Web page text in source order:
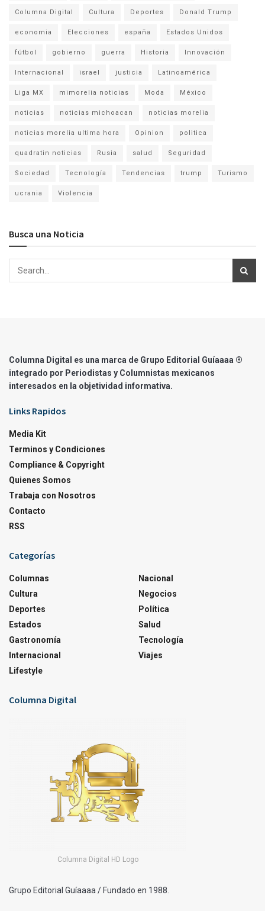
Columna Digital Cultura Deportes Donald Trump
economia Elecciones españa Estados Unidos
fútbol gobierno guerra Historia Innovación
Internacional israel justicia Latinoamérica
Liga MX mimorelia noticias Moda México
noticias noticias michoacan noticias morelia
noticias morelia ultima hora Opinion politica
quadratin noticias Rusia salud Seguridad
Sociedad Tecnología Tendencias trump Turismo
ucrania Violencia
Busca una Noticia
Columna Digital es una marca de Grupo Editorial Guíaaaa ®
integrado por Periodistas y Columnistas mexicanos
interesados en la objetividad informativa.
Links Rapidos
Media Kit
Terminos y Condiciones
Compliance & Copyright
Quienes Somos
Trabaja con Nosotros
Contacto
RSS
Categorías
Columnas
Cultura
Deportes
Estados
Gastronomía
Internacional
Lifestyle
Nacional
Negocios
Política
Salud
Tecnología
Viajes
Columna Digital
Columna Digital HD Logo
Grupo Editorial Guíaaaa / Fundado en 1988.